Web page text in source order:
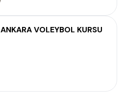
ANKARA VOLEYBOL KURSU